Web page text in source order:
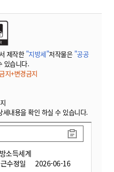
제작한 "지방세"저작물은 "공공
있습니다.
지+변경금지
내용을 확인 하실 수 있습니다.
소득세계
수정일 2026-06-16